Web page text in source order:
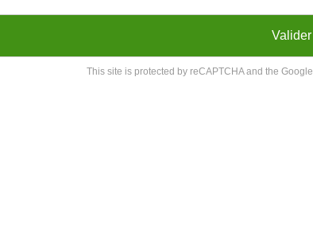
Valider
This site is protected by reCAPTCHA and the Google